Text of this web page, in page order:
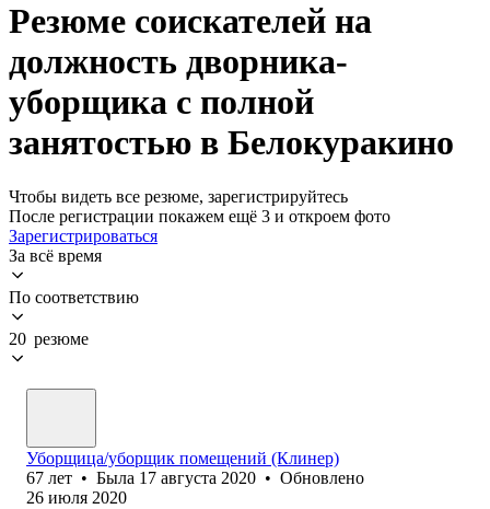
Резюме соискателей на
должность дворника-
уборщика с полной
занятостью в Белокуракино
Чтобы видеть все резюме, зарегистрируйтесь
После регистрации покажем ещё 3 и откроем фото
Зарегистрироваться
За всё время
По соответствию
20 резюме
Уборщица/уборщик помещений (Клинер)
67 лет • Была 17 августа 2020 • Обновлено
26 июля 2020